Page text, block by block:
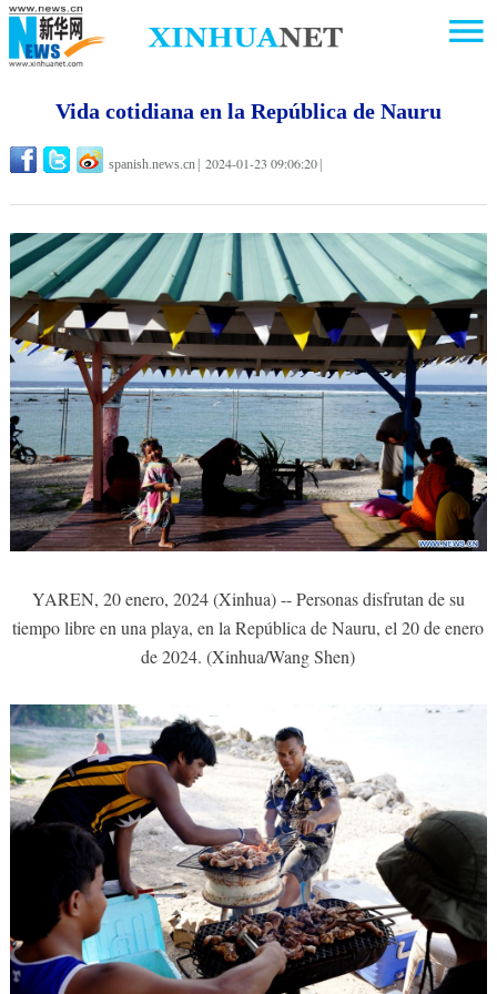
Vida cotidiana en la República de Nauru
spanish.news.cn 2024-01-23 09:06:20
YAREN, 20 enero, 2024 (Xinhua) -- Personas disfrutan de su
tiempo libre en una playa, en la República de Nauru, el 20 de enero
de 2024. (Xinhua/Wang Shen)